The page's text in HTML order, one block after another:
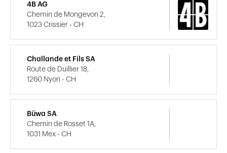
4B AG
Chemin de Mongevon 2,
1023 Crissier - CH
Challande et Fils SA
Route de Duillier 18,
1260 Nyon - CH
Büwa SA
Chemin de Rosset 1A,
1031 Mex - CH